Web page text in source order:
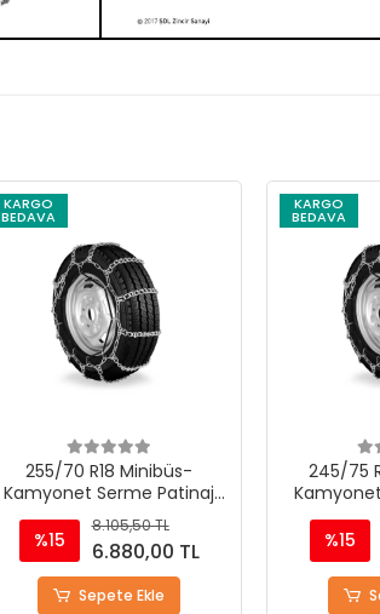
KARGO
BEDAVA
245/75 R17.5 Minibüs-
Kamyonet Serme Patinaj
Zinciri - M220
%15
8.105,50 TL
6.880,00 TL
Sepete Ekle
KARGO
BEDAVA
225/95
%15